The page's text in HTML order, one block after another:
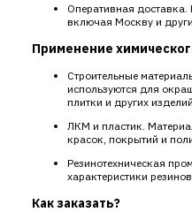
Оперативная доставка.
включая Москву и
Применение
Строительные
используются для
плитки и других изделий.
ЛКМ и пластик.
красок, покрытий и
Резинотехническая
характеристики
Как заказать?